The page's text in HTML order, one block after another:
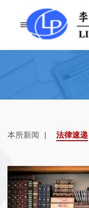
本所新闻 法律速递